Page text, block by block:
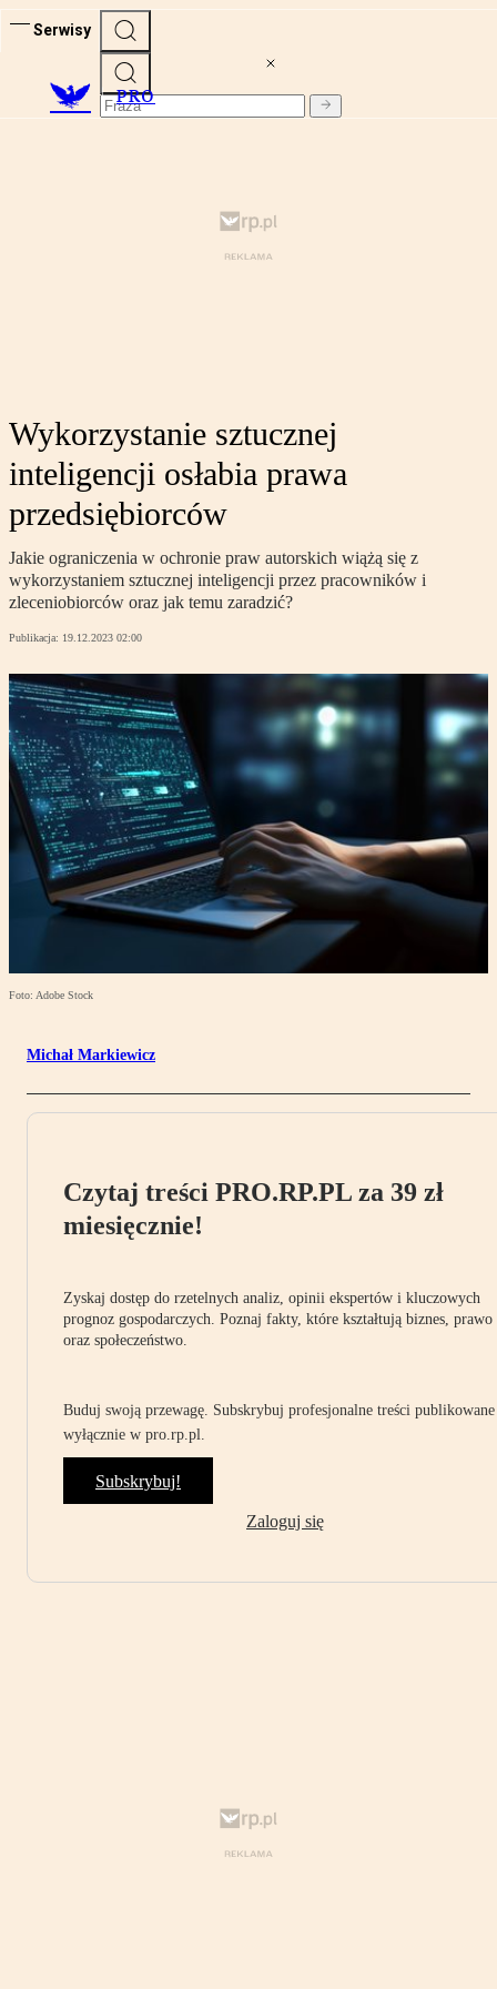
Serwisy
PRO
Wykorzystanie sztucznej
inteligencji osłabia prawa
przedsiębiorców
Jakie ograniczenia w ochronie praw autorskich wiążą się z
wykorzystaniem sztucznej inteligencji przez pracowników i
zleceniobiorców oraz jak temu zaradzić?
Publikacja: 19.12.2023 02:00
Foto: Adobe Stock
Michał Markiewicz
Czytaj treści PRO.RP.PL za 39 zł
miesięcznie!
Zyskaj dostęp do rzetelnych analiz, opinii ekspertów i kluczowych
prognoz gospodarczych. Poznaj fakty, które kształtują biznes, prawo
oraz społeczeństwo.
Buduj swoją przewagę. Subskrybuj profesjonalne treści publikowane
wyłącznie w pro.rp.pl.
Subskrybuj!
Zaloguj się